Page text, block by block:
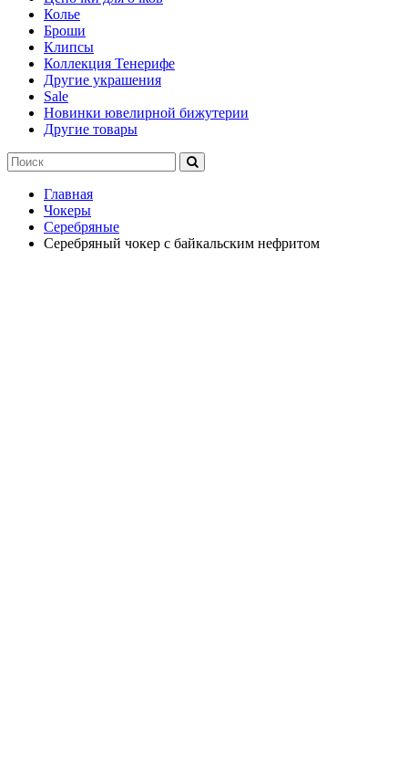
Колье
Броши
Клипсы
Коллекция Тенерифе
Другие украшения
Sale
Новинки ювелирной бижутерии
Другие товары
Главная
Чокеры
Серебряные
Серебряный чокер с байкальским нефритом